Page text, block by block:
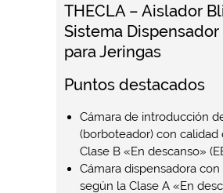
THECLA – Aislador
Sistema
para Jeringas
Puntos destacados
Cámara de introducción
(borboteador) con calidad
Clase B «En descanso»
Cámara dispensadora
según la Clase A «En